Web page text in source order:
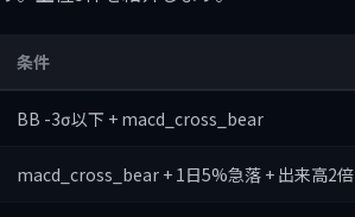
条件
BB -3σ以下 + macd_cross_bear
macd_cross_bear + 1日5%急落 + 出来高2倍